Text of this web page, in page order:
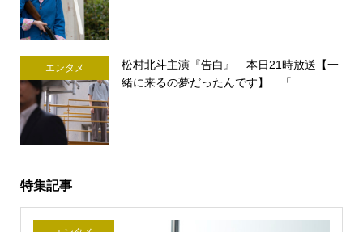
エンタメ
松村北斗主演『告白』 本日21時放送【一
緒に来るの夢だったんです】 「...
特集記事